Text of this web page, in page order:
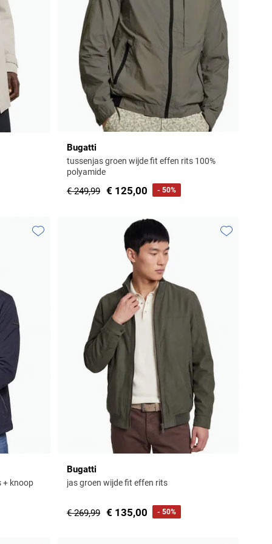
Bugatti
tussenjas groen wijde fit effen rits 100%
polyamide
€ 249,99 € 125,00 - 50%
+ knoop
Toevoegen aan favorieten
Bugatti
jas groen wijde fit effen rits
€ 269,99 € 135,00 - 50%